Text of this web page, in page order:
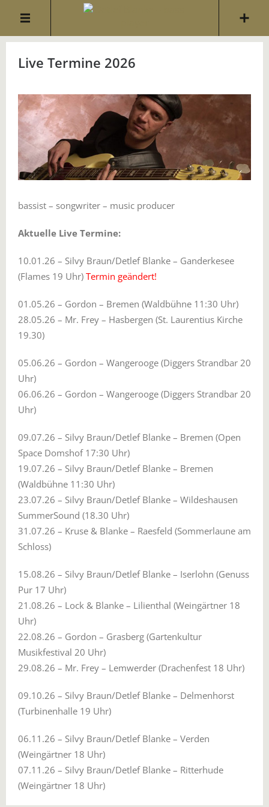
Live Termine 2026
bassist – songwriter – music producer
Aktuelle Live Termine:
10.01.26 – Silvy Braun/Detlef Blanke – Ganderkesee
(Flames 19 Uhr) Termin geändert!
01.05.26 – Gordon – Bremen (Waldbühne 11:30 Uhr)
28.05.26 – Mr. Frey – Hasbergen (St. Laurentius Kirche
19.30)
05.06.26 – Gordon – Wangerooge (Diggers Strandbar 20
Uhr)
06.06.26 – Gordon – Wangerooge (Diggers Strandbar 20
Uhr)
09.07.26 – Silvy Braun/Detlef Blanke – Bremen (Open
Space Domshof 17:30 Uhr)
19.07.26 – Silvy Braun/Detlef Blanke – Bremen
(Waldbühne 11:30 Uhr)
23.07.26 – Silvy Braun/Detlef Blanke – Wildeshausen
SummerSound (18.30 Uhr)
31.07.26 – Kruse & Blanke – Raesfeld (Sommerlaune am
Schloss)
15.08.26 – Silvy Braun/Detlef Blanke – Iserlohn (Genuss
Pur 17 Uhr)
21.08.26 – Lock & Blanke – Lilienthal (Weingärtner 18
Uhr)
22.08.26 – Gordon – Grasberg (Gartenkultur
Musikfestival 20 Uhr)
29.08.26 – Mr. Frey – Lemwerder (Drachenfest 18 Uhr)
09.10.26 – Silvy Braun/Detlef Blanke – Delmenhorst
(Turbinenhalle 19 Uhr)
06.11.26 – Silvy Braun/Detlef Blanke – Verden
(Weingärtner 18 Uhr)
07.11.26 – Silvy Braun/Detlef Blanke – Ritterhude
(Weingärtner 18 Uhr)